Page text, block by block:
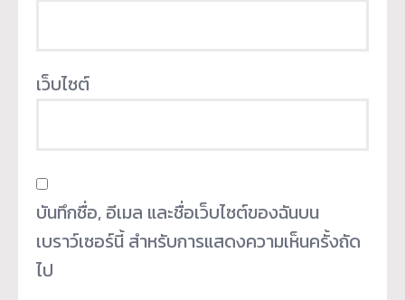
เว็บไซต์
บันทึกชื่อ, อีเมล และชื่อเว็บไซต์ของฉันบน
เบราว์เซอร์นี้ สำหรับการแสดงความเห็นครั้งถัด
ไป